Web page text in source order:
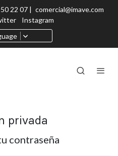
22 07 | comercial@imave.com
Instagram
privada
contraseña